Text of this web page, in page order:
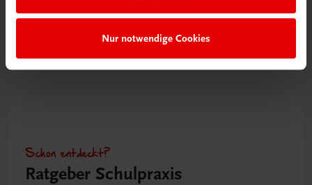
Nur notwendige Cookies
Schon entdeckt?
Ratgeber Schulpraxis